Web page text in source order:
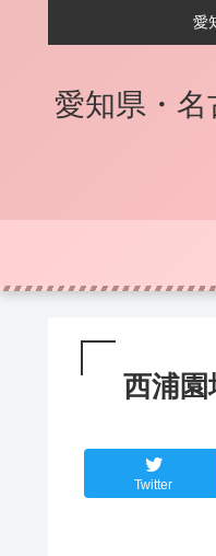
愛
愛知県・
西浦園
Twitter